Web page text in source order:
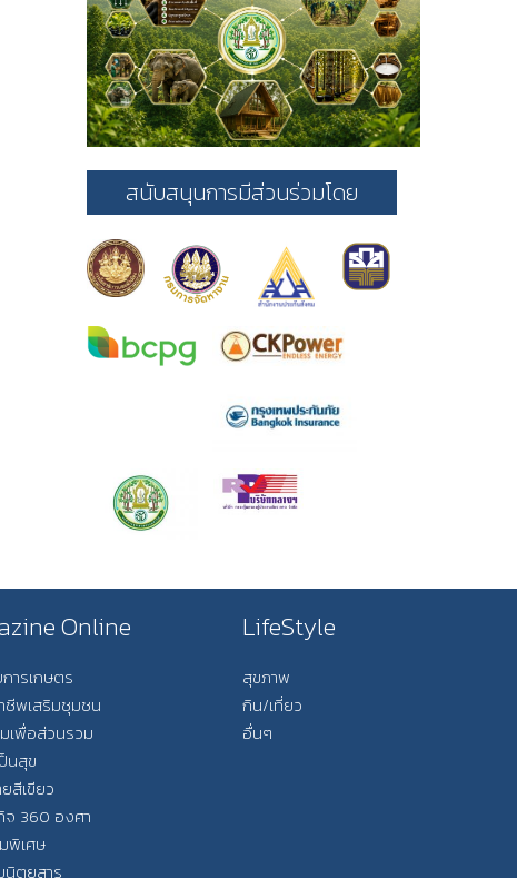
สนับสนุนการมีส่วนร่วมโดย
Online
ารเกษตร
ชีพเสริมชุมชน
เพื่อส่วนรวม
นสุข
สีเขียว
จ 360 องศา
พิเศษ
นิตยสาร
LifeStyle
สุขภาพ
กิน/เที่ยว
อื่นๆ